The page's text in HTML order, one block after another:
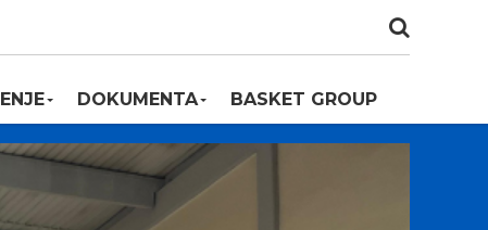
DOKUMENTA BASKET GROUP